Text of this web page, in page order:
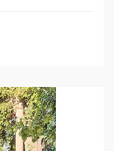
ton paysage